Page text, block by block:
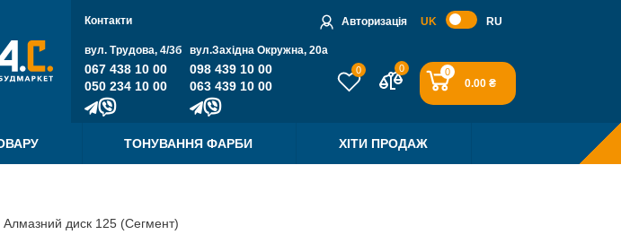
Контакти Авторизація UK RU
вул. Трудова, 4/3б
067 438 10 00
050 234 10 00
вул.Західна Окружна, 20a
098 439 10 00
063 439 10 00
0 0 0
0.00 ₴
ТОНУВАННЯ ФАРБИ ХІТИ ПРОДАЖ
Алмазний диск 125 (Сегмент)